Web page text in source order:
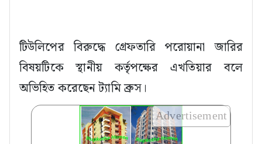
টিউলিপের বিরুদ্ধে গ্রেফতারি পরোয়ানা জারির
বিষয়টিকে স্থানীয় কর্তৃপক্ষের এখতিয়ার বলে
অভিহিত করেছেন ট্যামি ব্রুস।
Advertisement